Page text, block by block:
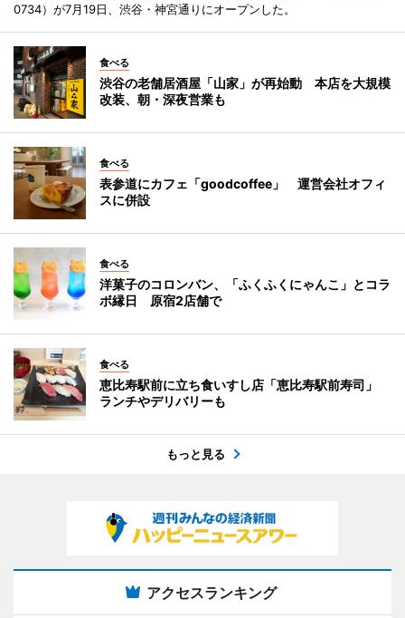
0734）が7月19日、渋谷・神宮通りにオープンした。
食べる
渋谷の老舗居酒屋「山家」が再始動 本店を大規模
改装、朝・深夜営業も
食べる
表参道にカフェ「goodcoffee」 運営会社オフィ
スに併設
食べる
洋菓子のコロンバン、「ふくふくにゃんこ」とコラ
ボ縁日 原宿2店舗で
食べる
恵比寿駅前に立ち食いすし店「恵比寿駅前寿司」
ランチやデリバリーも
もっと見る
アクセスランキング